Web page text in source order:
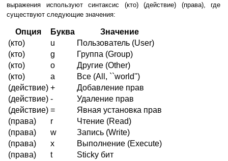
выражения используют синтаксис (кто) (действие) (права), где
существуют следующие значения:
Опция Буква
Значение
(кто)
u
Пользователь (User)
(кто)
g
Группа (Group)
(кто)
o
Другие (Other)
(кто)
a
Все (All, ``world'')
(действие) +
Добавление прав
(действие) -
Удаление прав
(действие) =
Явная установка прав
(права)
r
Чтение (Read)
(права)
w
Запись (Write)
(права)
x
Выполнение (Execute)
(права)
t
Sticky бит